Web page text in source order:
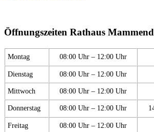
Öffnungszeiten Rathaus
Montag 08:00 Uhr – 12:00 Uhr
Dienstag 08:00 Uhr – 12:00 Uhr
Mittwoch 08:00 Uhr – 12:00 Uhr
Donnerstag 08:00 Uhr – 12:00 Uhr
Freitag 08:00 Uhr – 12:00 Uhr